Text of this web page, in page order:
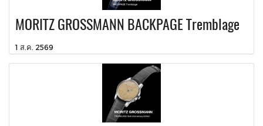
MORITZ GROSSMANN BACKPAGE Tremblage
1 ส.ค. 2569